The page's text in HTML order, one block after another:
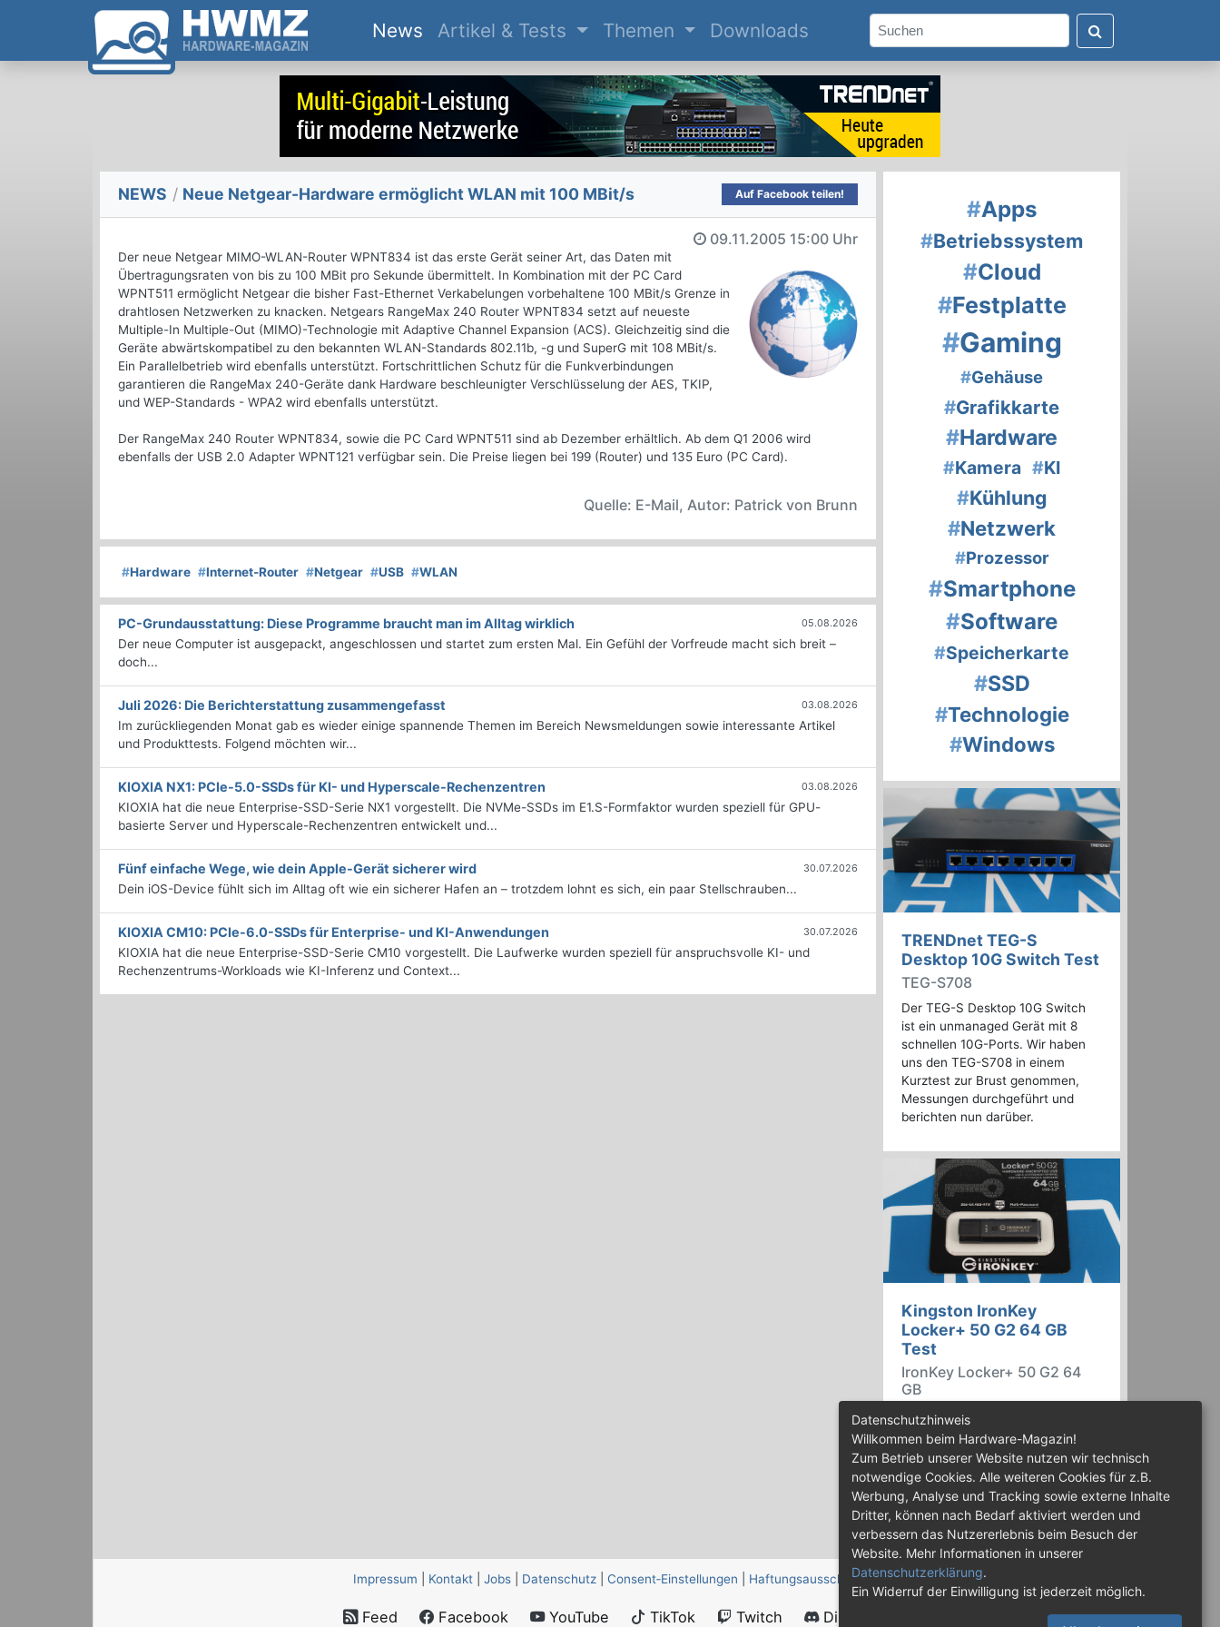
News(current)
Artikel & Tests Themen Downloads
NEWS / Neue Netgear-Hardware ermöglicht WLAN mit 100 MBit/s Auf Facebook teilen!
09.11.2005 15:00 Uhr
Der neue Netgear MIMO-WLAN-Router WPNT834 ist das erste Gerät seiner Art, das Daten mit
Übertragungsraten von bis zu 100 MBit pro Sekunde übermittelt. In Kombination mit der PC Card
WPNT511 ermöglicht Netgear die bisher Fast-Ethernet Verkabelungen vorbehaltene 100 MBit/s Grenze in
drahtlosen Netzwerken zu knacken. Netgears RangeMax 240 Router WPNT834 setzt auf neueste
Multiple-In Multiple-Out (MIMO)-Technologie mit Adaptive Channel Expansion (ACS). Gleichzeitig sind die
Geräte abwärtskompatibel zu den bekannten WLAN-Standards 802.11b, -g und SuperG mit 108 MBit/s.
Ein Parallelbetrieb wird ebenfalls unterstützt. Fortschrittlichen Schutz für die Funkverbindungen
garantieren die RangeMax 240-Geräte dank Hardware beschleunigter Verschlüsselung der AES, TKIP,
und WEP-Standards - WPA2 wird ebenfalls unterstützt.
Der RangeMax 240 Router WPNT834, sowie die PC Card WPNT511 sind ab Dezember erhältlich. Ab dem Q1 2006 wird
ebenfalls der USB 2.0 Adapter WPNT121 verfügbar sein. Die Preise liegen bei 199 (Router) und 135 Euro (PC Card).
Quelle: E-Mail, Autor: Patrick von Brunn
#Hardware #Internet-Router #Netgear #USB #WLAN
PC-Grundausstattung: Diese Programme braucht man im Alltag wirklich 05.08.2026
Der neue Computer ist ausgepackt, angeschlossen und startet zum ersten Mal. Ein Gefühl der Vorfreude macht sich breit –
doch...
Juli 2026: Die Bericht­erstattung zusammengefasst 03.08.2026
Im zurückliegenden Monat gab es wieder einige spannende Themen im Bereich Newsmeldungen sowie interessante Artikel
und Produkttests. Folgend möchten wir...
KIOXIA NX1: PCIe-5.0-SSDs für KI- und Hyperscale-Rechenzentren 03.08.2026
KIOXIA hat die neue Enterprise-SSD-Serie NX1 vorgestellt. Die NVMe-SSDs im E1.S-Formfaktor wurden speziell für GPU-
basierte Server und Hyperscale-Rechenzentren entwickelt und...
Fünf einfache Wege, wie dein Apple-Gerät sicherer wird 30.07.2026
Dein iOS-Device fühlt sich im Alltag oft wie ein sicherer Hafen an – trotzdem lohnt es sich, ein paar Stellschrauben...
KIOXIA CM10: PCIe-6.0-SSDs für Enterprise- und KI-Anwendungen 30.07.2026
KIOXIA hat die neue Enterprise-SSD-Serie CM10 vorgestellt. Die Laufwerke wurden speziell für anspruchsvolle KI- und
Rechenzentrums-Workloads wie KI-Inferenz und Context...
#Apps
#Betriebssystem
#Cloud
#Festplatte
#Gaming
#Gehäuse
#Grafikkarte
#Hardware
#Kamera #KI
#Kühlung
#Netzwerk
#Prozessor
#Smartphone
#Software
#Speicherkarte
#SSD
#Technologie
#Windows
TRENDnet TEG-S
Desktop 10G Switch Test
TEG-S708
Der TEG-S Desktop 10G Switch
ist ein unmanaged Gerät mit 8
schnellen 10G-Ports. Wir haben
uns den TEG-S708 in einem
Kurztest zur Brust genommen,
Messungen durchgeführt und
berichten nun darüber.
Kingston IronKey
Locker+ 50 G2 64 GB
Test
IronKey Locker+ 50 G2 64
GB
Der IronKey Locker+ 50 G2 von
Kingston ist ein USB-
Flashspeicher mit 256 Bit starker
AES-HW-Verschlüsselung im XTS-
Modus. Wir haben das 64-GB-
Modell im Praxistest genauer
begutachtet.
Impressum Kontakt Jobs Datenschutz Consent‑Einstellungen Haftungsausschluss
Feed Facebook YouTube TikTok Twitch Discord
Datenschutzhinweis
Willkommen beim Hardware-Magazin!
Zum Betrieb unserer Website nutzen wir technisch
notwendige Cookies. Alle weiteren Cookies für z.B.
Werbung, Analyse und Tracking sowie externe Inhalte
Dritter, können nach Bedarf aktiviert werden und
verbessern das Nutzererlebnis beim Besuch der
Website. Mehr Informationen in unserer
Datenschutzerklärung.
Ein Widerruf der Einwilligung ist jederzeit möglich.